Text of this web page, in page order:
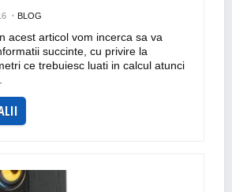
BLOG
acest articol vom incerca sa va
succinte, cu privire la
ce trebuiesc luati in calcul atunci